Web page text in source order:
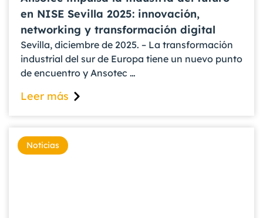
en NISE Sevilla 2025: innovación,
networking y transformación digital
Sevilla, diciembre de 2025. – La transformación
industrial del sur de Europa tiene un nuevo punto
de encuentro y Ansotec …
Leer más
Noticias